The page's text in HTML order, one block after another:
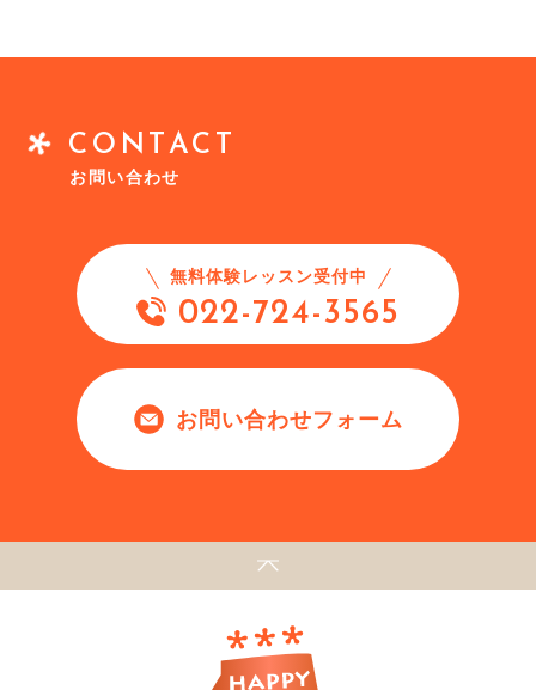
CONTACT
お問い合わせ
無料体験レッスン受付中
022-724-3565
お問い合わせフォーム